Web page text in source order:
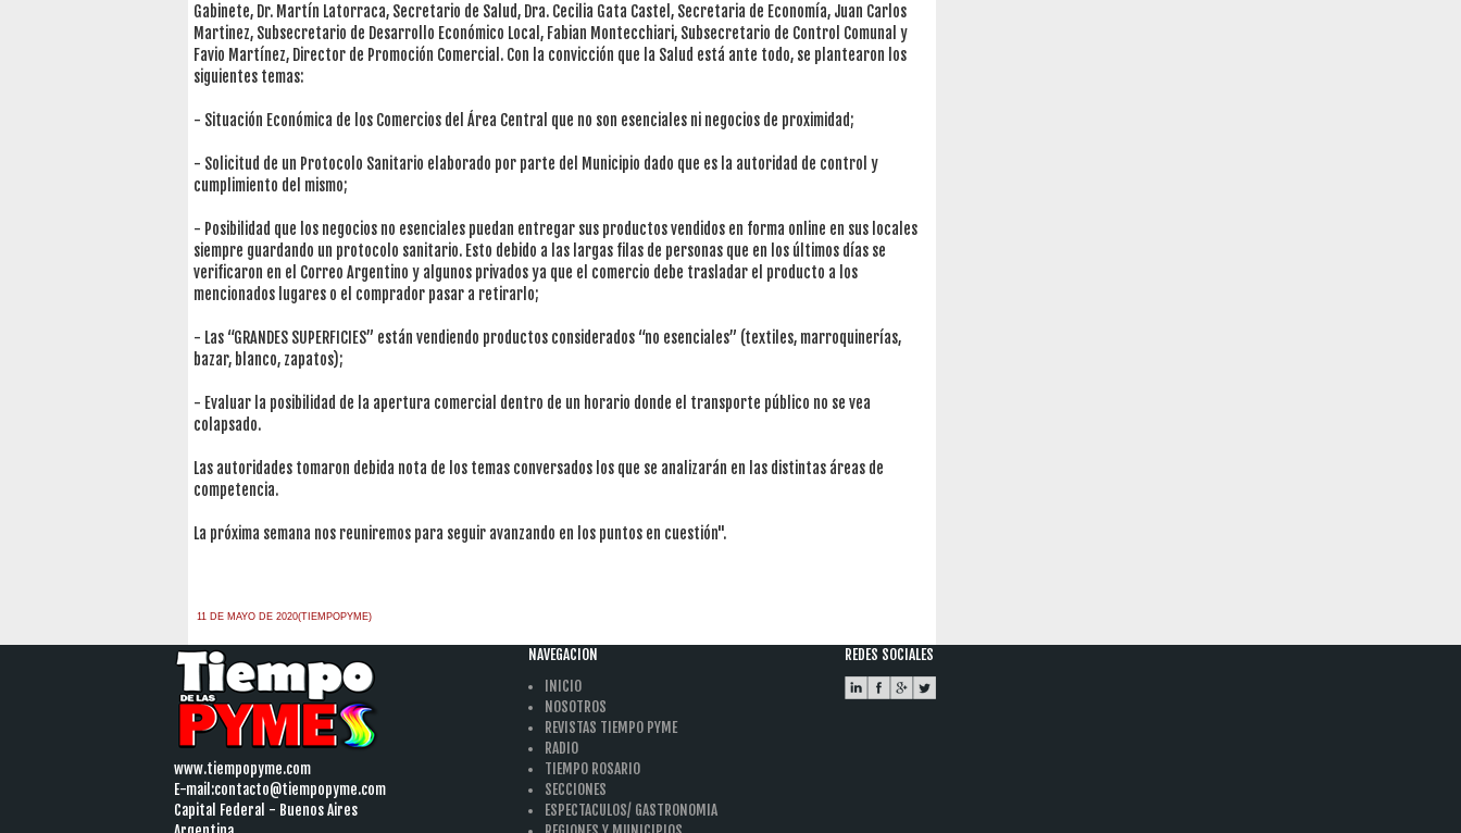
Gabinete, Dr. Martín Latorraca, Secretario de Salud, Dra. Cecilia Gata Castel, Secretaria de Economía, Juan Carlos
Martinez, Subsecretario de Desarrollo Económico Local, Fabian Montecchiari, Subsecretario de Control Comunal y
Favio Martínez, Director de Promoción Comercial. Con la convicción que la Salud está ante todo, se plantearon los
siguientes temas:
- Situación Económica de los Comercios del Área Central que no son esenciales ni negocios de proximidad;
- Solicitud de un Protocolo Sanitario elaborado por parte del Municipio dado que es la autoridad de control y
cumplimiento del mismo;
- Posibilidad que los negocios no esenciales puedan entregar sus productos vendidos en forma online en sus locales
siempre guardando un protocolo sanitario. Esto debido a las largas filas de personas que en los últimos días se
verificaron en el Correo Argentino y algunos privados ya que el comercio debe trasladar el producto a los
mencionados lugares o el comprador pasar a retirarlo;
- Las “GRANDES SUPERFICIES” están vendiendo productos considerados “no esenciales” (textiles, marroquinerías,
bazar, blanco, zapatos);
- Evaluar la posibilidad de la apertura comercial dentro de un horario donde el transporte público no se vea
colapsado.
Las autoridades tomaron debida nota de los temas conversados los que se analizarán en las distintas áreas de
competencia.
La próxima semana nos reuniremos para seguir avanzando en los puntos en cuestión".
11 DE MAYO DE 2020(TIEMPOPYME)
www.tiempopyme.com
E-mail:contacto@tiempopyme.com
Capital Federal - Buenos Aires
NAVEGACION
INICIO
NOSOTROS
REVISTAS TIEMPO PYME
RADIO
TIEMPO ROSARIO
SECCIONES
ESPECTACULOS/ GASTRONOMIA
REDES SOCIALES